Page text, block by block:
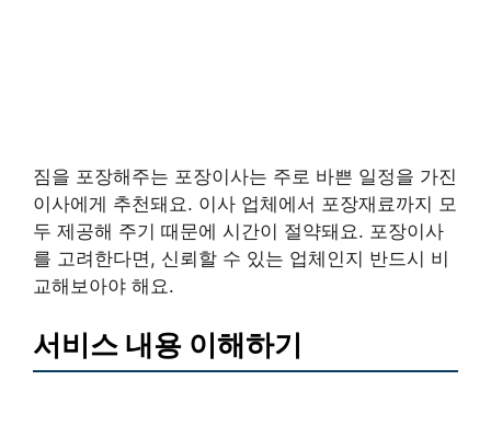
짐을 포장해주는 포장이사는 주로 바쁜 일정을 가진
이사에게 추천돼요. 이사 업체에서 포장재료까지 모
두 제공해 주기 때문에 시간이 절약돼요. 포장이사
를 고려한다면, 신뢰할 수 있는 업체인지 반드시 비
교해보아야 해요.
서비스 내용 이해하기